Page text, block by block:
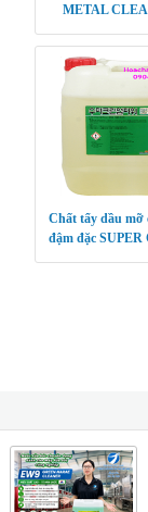
METAL
Chất tẩy dầu mỡ
đậm đặc